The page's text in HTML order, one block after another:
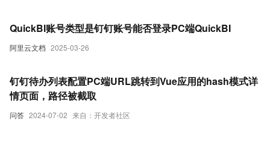
阿里云文档 2025-03-26
QuickBI账号类型是钉钉账号能否登录PC端QuickBI
问答 2024-07-02 来自：开发者社区
钉钉待办列表配置PC端URL跳转到Vue应用的hash模式详
情页面，路径被截取